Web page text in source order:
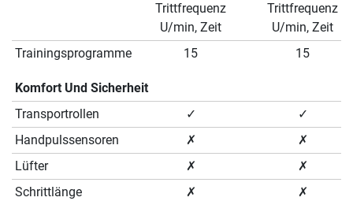
Trittfrequenz
U/min, Zeit
Trittfrequenz
U/min, Zeit
Trainingsprogramme
15 15
Komfort Und Sicherheit
Transportrollen
✓
✓
Handpulssensoren
✗
✗
Lüfter
✗
✗
Schrittlänge
✗ ✗